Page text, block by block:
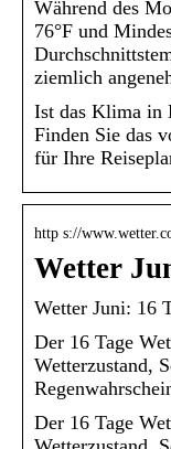
Während des
76°F und
ziemlich
Ist das Klima in
Finden Sie das
für Ihre
http s://
Wetter
Wetter Juni: 16
Der 16 Tage
Wetterzustand,
Der 16 Tage